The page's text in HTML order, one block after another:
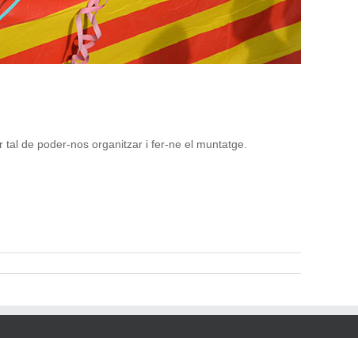
tal de poder-nos organitzar i fer-ne el muntatge.